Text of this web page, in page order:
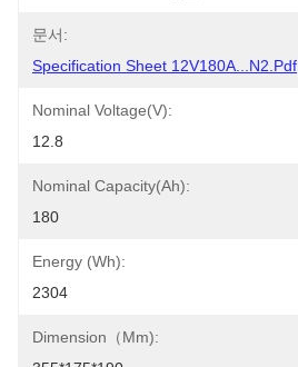
문서:
Specification Sheet 12V180A...N2.pdf
Nominal Voltage(V):
12.8
Nominal Capacity(Ah):
180
Energy (Wh):
2304
Dimension（mm):